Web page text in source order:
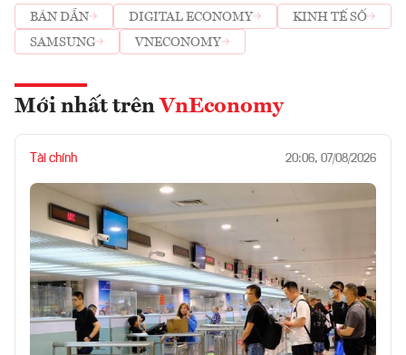
BÁN DẪN DIGITAL ECONOMY
KINH TẾ SỐ
SAMSUNG
VNECONOMY
Mới nhất trên VnEconomy
Tài chính 20:06, 07/08/2026